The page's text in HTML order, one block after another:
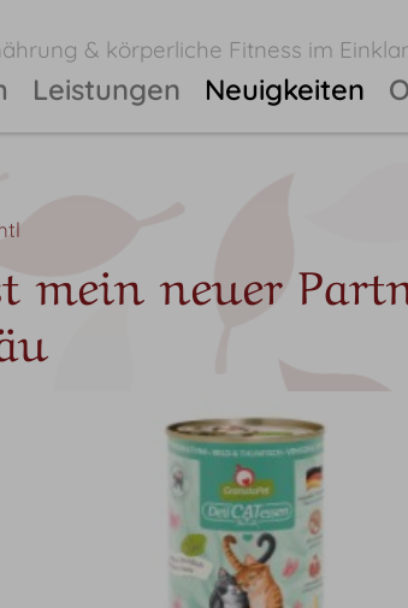
& körperliche Fitness im
Leistungen Neuigkeiten
mein neuer